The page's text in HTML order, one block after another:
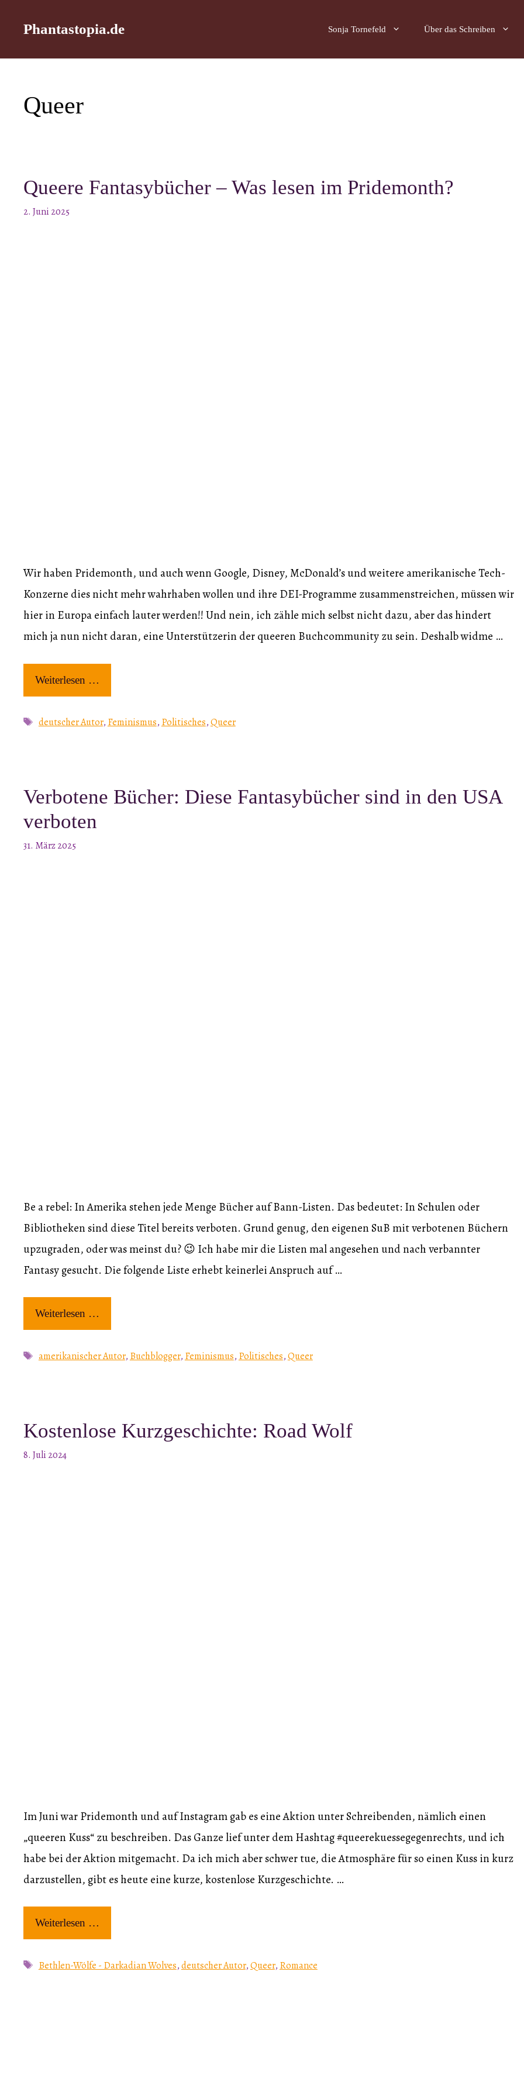
InhaltPhantastopia.de Sonja Tornefeld Über das Schreiben
Queer
Queere Fantasybücher – Was lesen im Pridemonth?
2. Juni 2025
Wir haben Pridemonth, und auch wenn Google, Disney, McDonald’s und weitere amerikanische Tech-
Konzerne dies nicht mehr wahrhaben wollen und ihre DEI-Programme zusammenstreichen, müssen wir
hier in Europa einfach lauter werden!! Und nein, ich zähle mich selbst nicht dazu, aber das hindert
mich ja nun nicht daran, eine Unterstützerin der queeren Buchcommunity zu sein. Deshalb widme …
Weiterlesen …
Schlagwörter
deutscher Autor, Feminismus, Politisches,Queer
Verbotene Bücher: Diese Fantasybücher sind in den USA
verboten
31. März 2025
Be a rebel: In Amerika stehen jede Menge Bücher auf Bann-Listen. Das bedeutet: In Schulen oder
Bibliotheken sind diese Titel bereits verboten. Grund genug, den eigenen SuB mit verbotenen Büchern
upzugraden, oder was meinst du? 😉 Ich habe mir die Listen mal angesehen und nach verbannter
Fantasy gesucht. Die folgende Liste erhebt keinerlei Anspruch auf …
Weiterlesen …
Schlagwörter
amerikanischer Autor, Buchblogger, Feminismus, Politisches,Queer
Kostenlose Kurzgeschichte: Road Wolf
8. Juli 2024
Im Juni war Pridemonth und auf Instagram gab es eine Aktion unter Schreibenden, nämlich einen
„queeren Kuss“ zu beschreiben. Das Ganze lief unter dem Hashtag #queerekuessegegenrechts, und ich
habe bei der Aktion mitgemacht. Da ich mich aber schwer tue, die Atmosphäre für so einen Kuss in kurz
darzustellen, gibt es heute eine kurze, kostenlose Kurzgeschichte. …
Weiterlesen …
Schlagwörter
Bethlen-Wölfe - Darkadian Wolves,deutscher Autor,Queer, Romance